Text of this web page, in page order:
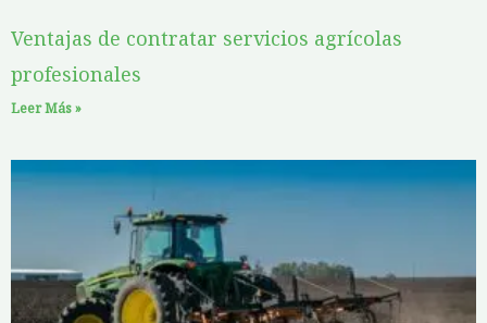
Ventajas de contratar servicios agrícolas
profesionales
Leer Más »